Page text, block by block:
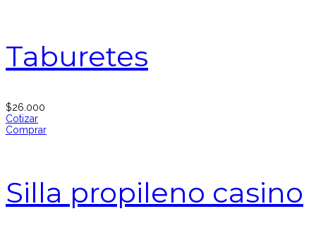
Taburetes
$26.000
Cotizar
Comprar
Silla propileno casino